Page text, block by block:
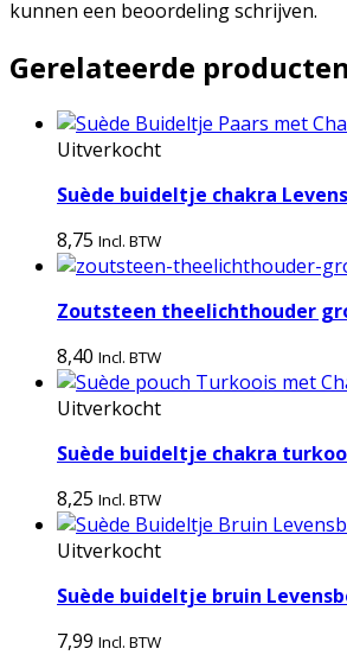
kunnen een beoordeling schrijven.
Gerelateerde producten
Uitverkocht
Suède buideltje chakra
8,75 Incl. BTW
Zoutsteen theelichthouder
8,40 Incl. BTW
Uitverkocht
Suède buideltje chakra
8,25 Incl. BTW
Uitverkocht
Suède buideltje bruin
7,99 Incl. BTW